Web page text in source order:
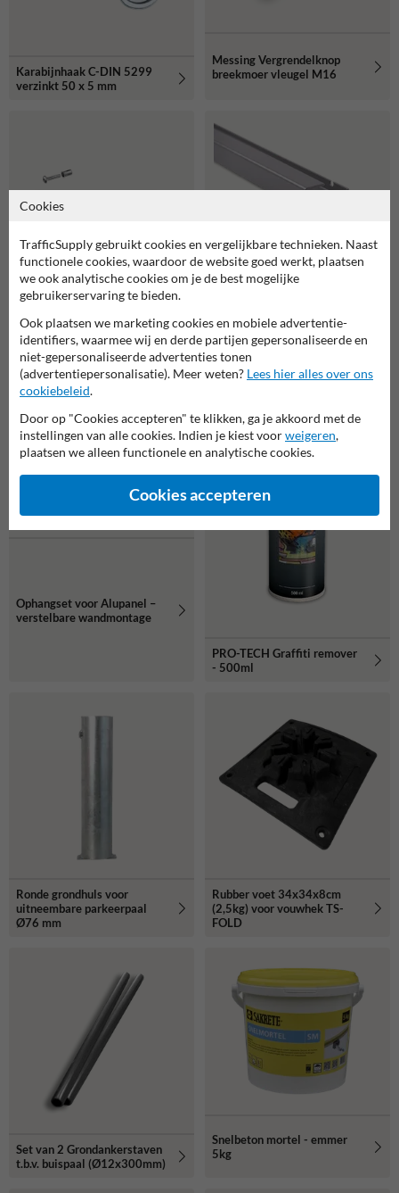
Karabijnhaak C-DIN 5299
verzinkt 50 x 5 mm
Messing Vergrendelknop
breekmoer vleugel M16
DUBBELZIJDIG
Montagestrip grijs RAL7042
Ophangset voor Alupanel –
verstelbare wandmontage
PRO-TECH Graffiti remover
- 500ml
Ronde grondhuls voor
uitneembare parkeerpaal
Ø76 mm
Rubber voet 34x34x8cm
(2,5kg) voor vouwhek TS-
FOLD
Set van 2 Grondankerstaven
t.b.v. buispaal (Ø12x300mm)
Snelbeton mortel - emmer
5kg
Cookies
TrafficSupply gebruikt cookies en vergelijkbare technieken. Naast
functionele cookies, waardoor de website goed werkt, plaatsen
we ook analytische cookies om je de best mogelijke
gebruikerservaring te bieden.
Ook plaatsen we marketing cookies en mobiele advertentie-
identifiers, waarmee wij en derde partijen gepersonaliseerde en
niet-gepersonaliseerde advertenties tonen
(advertentiepersonalisatie). Meer weten? Lees hier alles over ons
cookiebeleid.
Door op "Cookies accepteren" te klikken, ga je akkoord met de
instellingen van alle cookies. Indien je kiest voorweigeren,
plaatsen we alleen functionele en analytische cookies.
Cookies accepteren